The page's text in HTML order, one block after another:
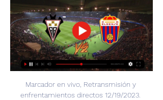
Marcador en vivo, Retransmisión y
enfrentamientos directos 12/19/2023.